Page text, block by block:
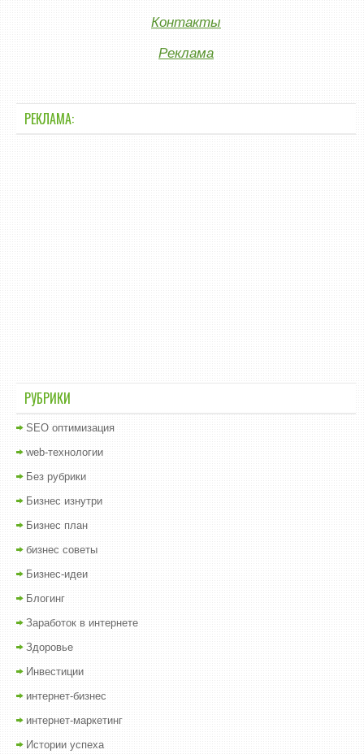
Контакты
Реклама
РЕКЛАМА:
РУБРИКИ
SEO оптимизация
web-технологии
Без рубрики
Бизнес изнутри
Бизнес план
бизнес советы
Бизнес-идеи
Блогинг
Заработок в интернете
Здоровье
Инвестиции
интернет-бизнес
интернет-маркетинг
Истории успеха